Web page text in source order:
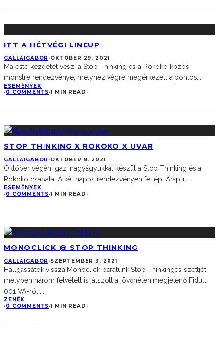
ITT A HÉTVÉGI LINEUP
GALLAIGABOR ·OKTÓBER 29, 2021
Ma este kezdetét veszi a Stop Thinking és a Rokoko közös
monstre rendezvénye, melyhez végre megérkezett a pontos...
ESEMÉNYEK
·0 COMMENTS·1 MIN READ ·
STOP THINKING X ROKOKO X UVAR
GALLAIGABOR ·OKTÓBER 8, 2021
Október végén igazi nagyágyukkal készül a Stop Thinking és a
Rokoko csapata. A két napos rendezvényen fellép: Arapu,
ESEMÉNYEK
·0 COMMENTS·1 MIN READ ·
MONOCLICK @ STOP THINKING
GALLAIGABOR ·SZEPTEMBER 3, 2021
Hallgassátok vissza Monoclick barátunk Stop Thinkinges szettjét,
melyben három felvételt is játszott a jövőhéten megjelenő Fidull
001 VA-ról.
ZENÉK
·0 COMMENTS·1 MIN READ ·